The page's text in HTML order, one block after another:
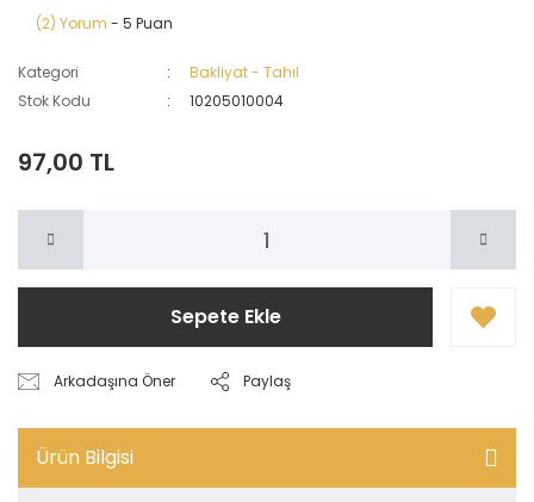
(2) Yorum - 5 Puan
Kategori
Bakliyat - Tahıl
Stok Kodu
10205010004
97,00 TL
Sepete Ekle
Arkadaşına Öner Paylaş
Ürün Bilgisi